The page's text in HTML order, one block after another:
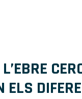
ELS